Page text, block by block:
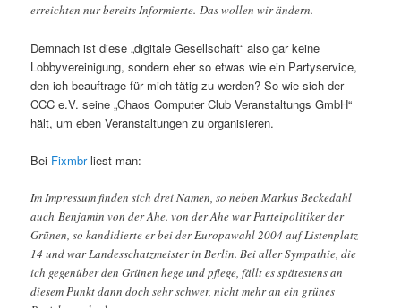
erreichten nur bereits Informierte. Das wollen wir ändern.
Demnach ist diese „digitale Gesellschaft“ also gar keine
Lobbyvereinigung, sondern eher so etwas wie ein Partyservice,
den ich beauftrage für mich tätig zu werden? So wie sich der
CCC e.V. seine „Chaos Computer Club Veranstaltungs GmbH“
hält, um eben Veranstaltungen zu organisieren.
Bei Fixmbrliest man:
Im Impressum finden sich drei Namen, so neben Markus Beckedahl
auch Benjamin von der Ahe. von der Ahe war Parteipolitiker der
Grünen, so kandidierte er bei der Europawahl 2004 auf Listenplatz
14 und war Landesschatzmeister in Berlin. Bei aller Sympathie, die
ich gegenüber den Grünen hege und pflege, fällt es spätestens an
diesem Punkt dann doch sehr schwer, nicht mehr an ein grünes